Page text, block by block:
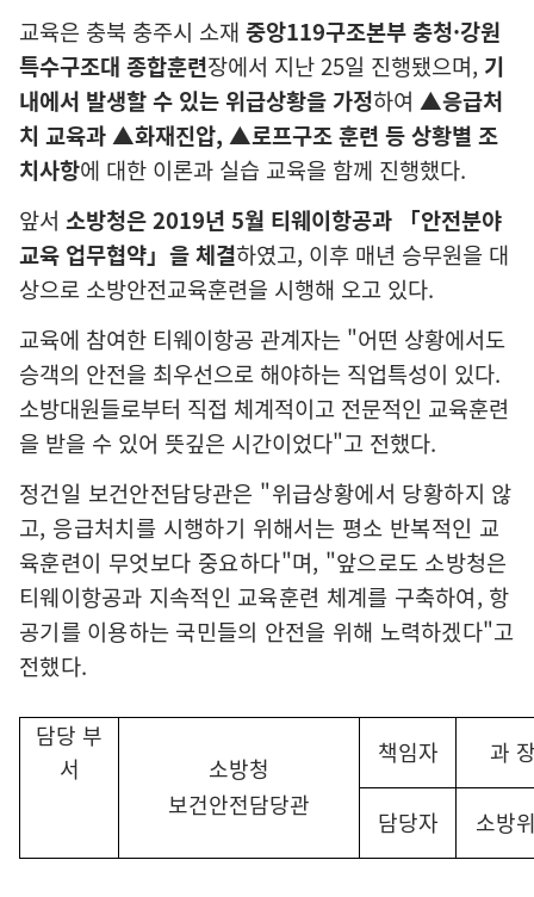
교육은 충북 충주시 소재 중앙119구조본부 충청·강원
특수구조대 종합훈련장에서 지난25일 진행됐으며, 기
내에서 발생할 수 있는 위급상황을 가정하여 ▲응급처
치 교육과▲화재진압, ▲로프구조 훈련 등 상황별 조
치사항에 대한 이론과 실습 교육을 함께 진행했다.
앞서 소방청은2019년 5월 티웨이항공과 「안전분야
교육 업무협약」 을 체결하였고, 이후 매년 승무원을 대
상으로 소방안전교육훈련을 시행해 오고 있다.
교육에 참여한 티웨이항공 관계자는 "어떤 상황에서도
승객의 안전을 최우선으로 해야하는 직업특성이 있다.
소방대원들로부터 직접 체계적이고 전문적인 교육훈련
을 받을 수 있어 뜻깊은 시간이었다"고 전했다.
정건일 보건안전담당관은 "위급상황에서 당황하지 않
고, 응급처치를 시행하기 위해서는 평소 반복적인 교
육훈련이 무엇보다 중요하다"며, "앞으로도 소방청은
티웨이항공과 지속적인 교육훈련 체계를 구축하여, 항
공기를 이용하는 국민들의 안전을 위해 노력하겠다"고
전했다.
담당 부
서
소방청
책임자
과
보건안전담당관
담당자 소방